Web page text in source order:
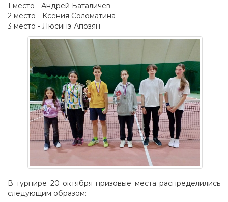
1 место - Андрей Баталичев
2 место - Ксения Соломатина
3 место - Люсинэ Апозян
В турнире 20 октября призовые места распределились
следующим образом: